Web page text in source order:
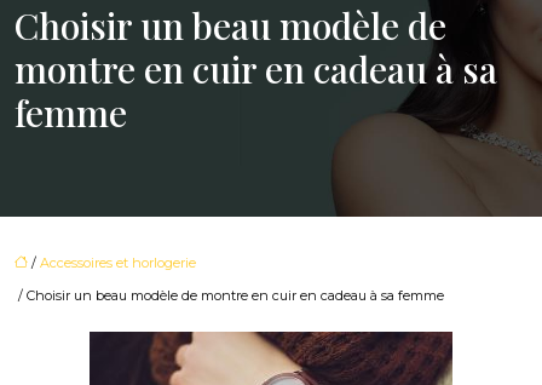
Choisir un beau modèle de
montre en cuir en cadeau à sa
femme
/ Accessoires et horlogerie
/ Choisir un beau modèle de montre en cuir en cadeau à sa femme